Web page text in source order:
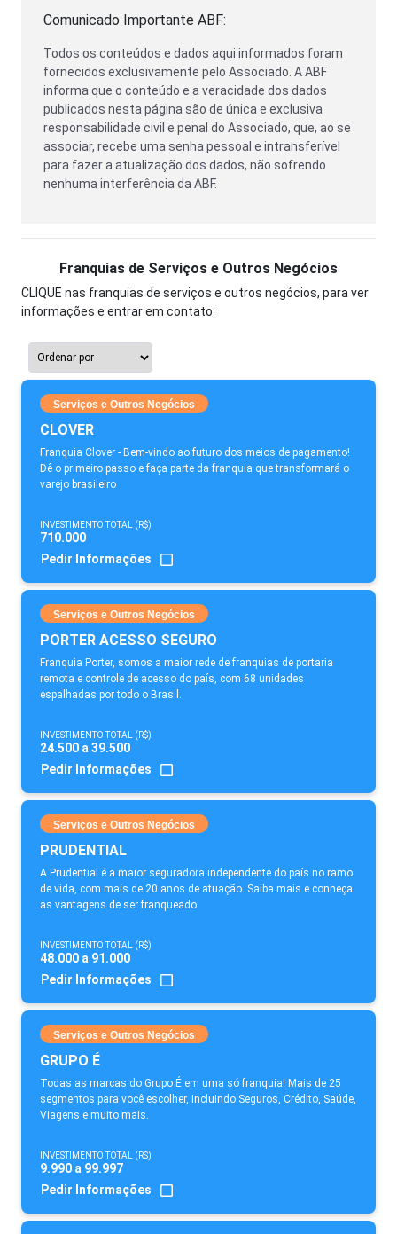
Comunicado Importante ABF:
Todos os conteúdos e dados aqui informados foram
fornecidos exclusivamente pelo Associado. A ABF
informa que o conteúdo e a veracidade dos dados
publicados nesta página são de única e exclusiva
responsabilidade civil e penal do Associado, que, ao se
associar, recebe uma senha pessoal e intransferível
para fazer a atualização dos dados, não sofrendo
nenhuma interferência da ABF.
Franquias de Serviços e Outros Negócios
CLIQUE nas franquias de serviços e outros negócios, para ver
informações e entrar em contato:
Serviços e Outros Negócios
CLOVER
Franquia Clover - Bem-vindo ao futuro dos meios de pagamento!
Dê o primeiro passo e faça parte da franquia que transformará o
varejo brasileiro
INVESTIMENTO TOTAL (R$)
710.000
Pedir Informações
Serviços e Outros Negócios
PORTER ACESSO SEGURO
Franquia Porter, somos a maior rede de franquias de portaria
remota e controle de acesso do país, com 68 unidades
espalhadas por todo o Brasil.
INVESTIMENTO TOTAL (R$)
24.500 a 39.500
Pedir Informações
Serviços e Outros Negócios
PRUDENTIAL
A Prudential é a maior seguradora independente do país no ramo
de vida, com mais de 20 anos de atuação. Saiba mais e conheça
as vantagens de ser franqueado
INVESTIMENTO TOTAL (R$)
48.000 a 91.000
Pedir Informações
Serviços e Outros Negócios
GRUPO É
Todas as marcas do Grupo É em uma só franquia! Mais de 25
segmentos para você escolher, incluindo Seguros, Crédito, Saúde,
Viagens e muito mais.
INVESTIMENTO TOTAL (R$)
9.990 a 99.997
Pedir Informações